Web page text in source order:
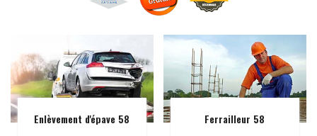
Enlèvement d'épave 58 Ferrailleur 58